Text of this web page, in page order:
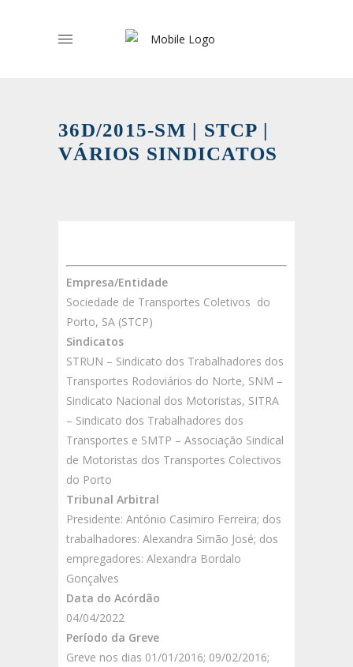
36D/2015-SM | STCP |
VÁRIOS SINDICATOS
Empresa/Entidade
Sociedade de Transportes Coletivos do
Porto, SA (STCP)
Sindicatos
STRUN – Sindicato dos Trabalhadores dos
Transportes Rodoviários do Norte, SNM –
Sindicato Nacional dos Motoristas, SITRA
– Sindicato dos Trabalhadores dos
Transportes e SMTP – Associação Sindical
de Motoristas dos Transportes Colectivos
do Porto
Tribunal Arbitral
Presidente: António Casimiro Ferreira; dos
trabalhadores: Alexandra Simão José; dos
empregadores: Alexandra Bordalo
Gonçalves
Data do Acórdão
04/04/2022
Período da Greve
Greve nos dias 01/01/2016; 09/02/2016;